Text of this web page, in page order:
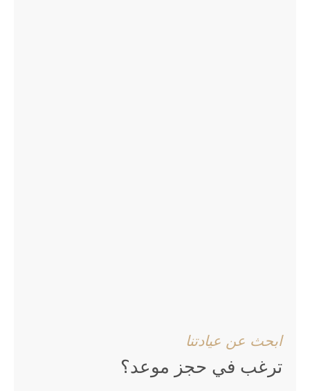
ابحث عن عيادتنا
ترغب في حجز موعد؟